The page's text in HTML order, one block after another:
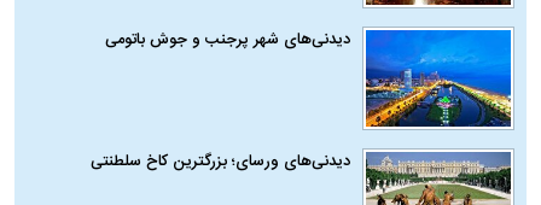
دیدنی‌های شهر پرجنب و جوش باتومی
دیدنی‌های ورسای؛ بزرگترین کاخ سلطنتی